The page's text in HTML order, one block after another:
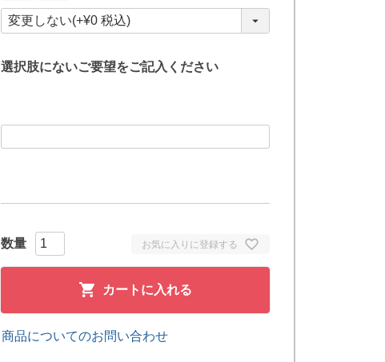
お気に入りに登録する
カートに入れる
須
)
選択肢にないご要望をご記入ください
商品についてのお問い合わせ